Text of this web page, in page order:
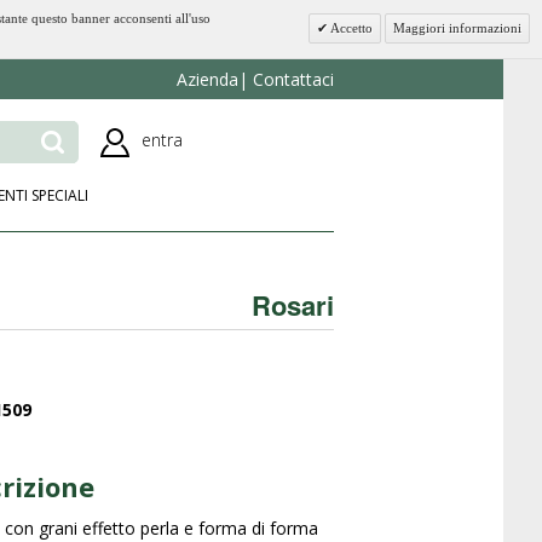
questo banner acconsenti all'uso
Accetto Maggiori informazioni
Azienda Contattaci
entra
SPECIALI
Rosari
con grani effetto perla e forma di forma